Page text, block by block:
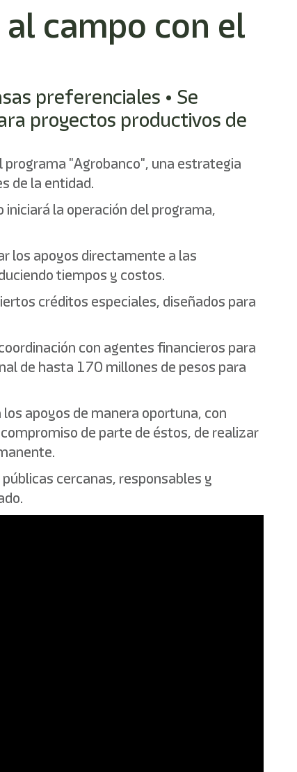
campo con el
preferenciales • Se
proyectos productivos de
"Agrobanco", una estrategia
de la entidad.
la operación del programa,
los apoyos directamente a las
tiempos y costos.
créditos especiales, diseñados para
con agentes financieros para
de hasta 170 millones de pesos para
apoyos de manera oportuna, con
de parte de éstos, de realizar
cercanas, responsables y